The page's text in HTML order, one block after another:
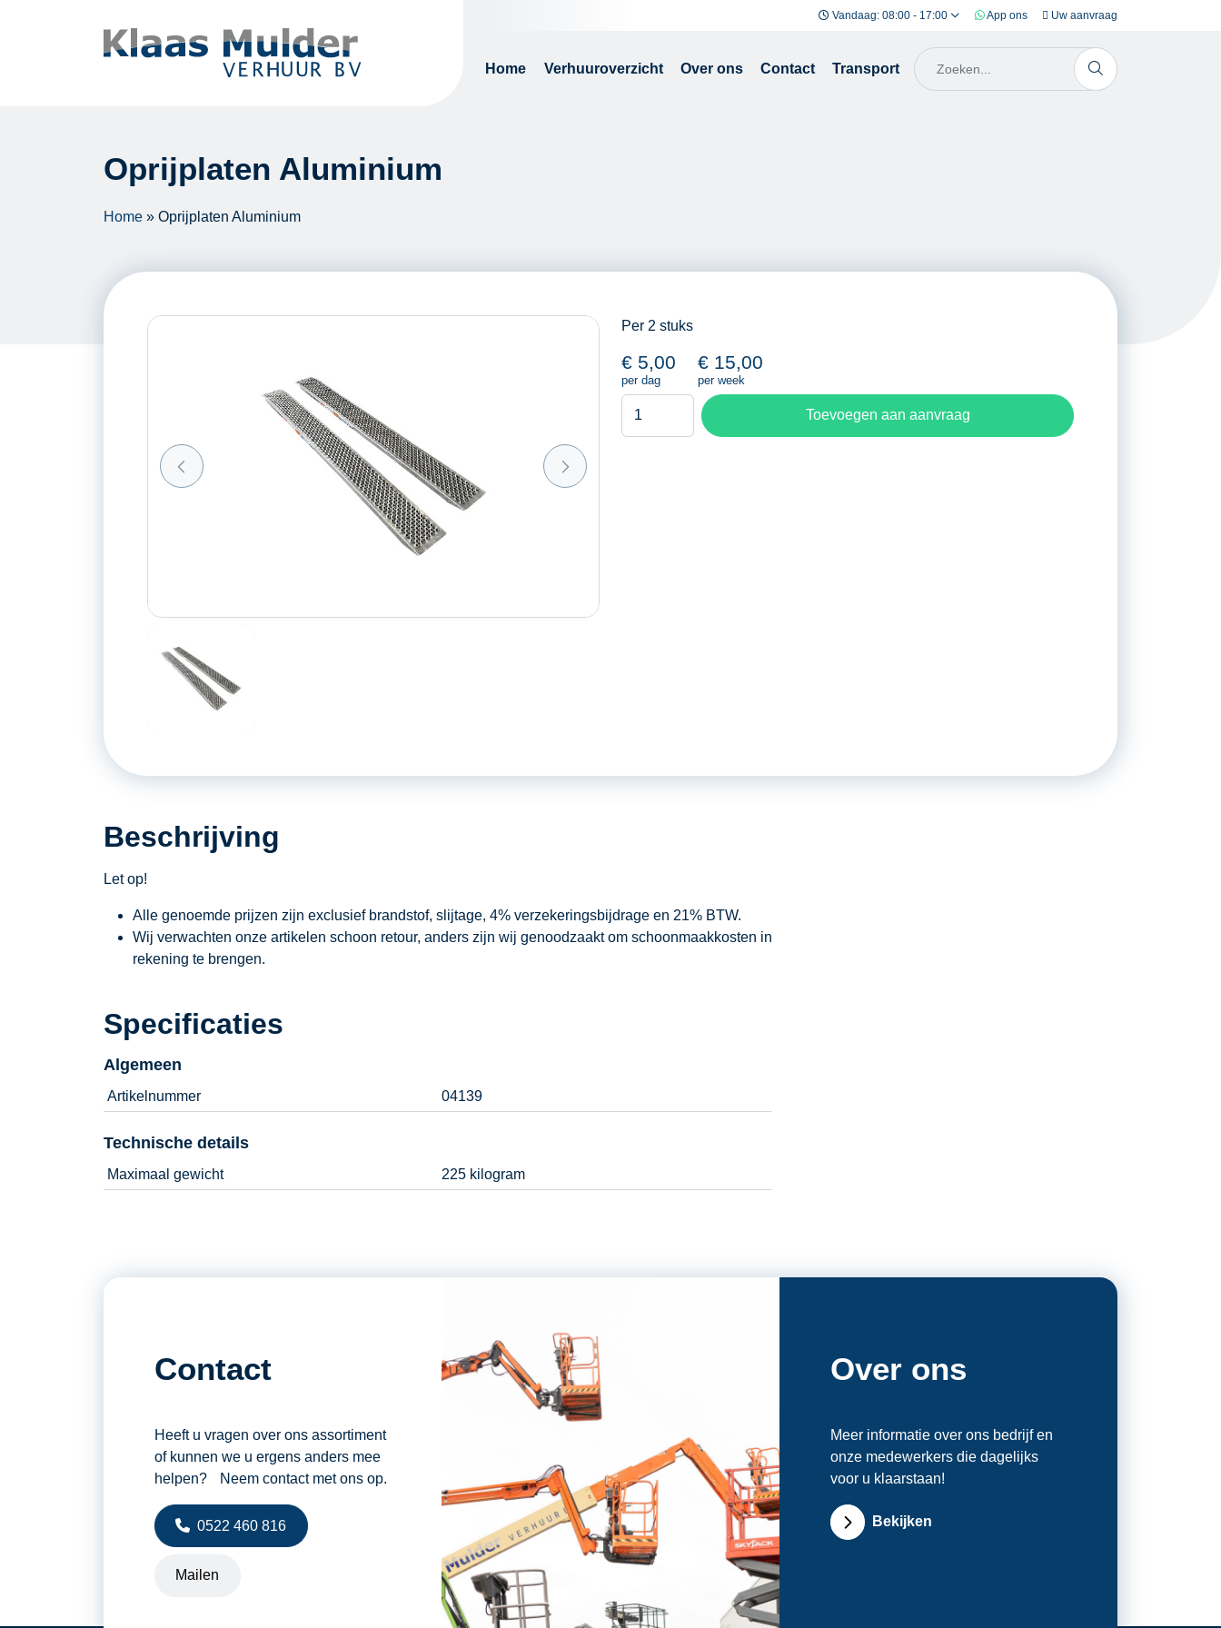
Vandaag: 08:00 - 17:00 App ons Uw aanvraag
Home Verhuuroverzicht Over ons Contact Transport
Oprijplaten Aluminium
Home » Oprijplaten Aluminium
Per 2 stuks
€ 5,00
per dag
€ 15,00
per week
Toevoegen aan aanvraag
Beschrijving
Let op!
Alle genoemde prijzen zijn exclusief brandstof, slijtage, 4% verzekeringsbijdrage en 21% BTW.
Wij verwachten onze artikelen schoon retour, anders zijn wij genoodzaakt om schoonmaakkosten in
rekening te brengen.
Specificaties
Algemeen
Artikelnummer 04139
Technische details
Maximaal gewicht 225 kilogram
Contact
Heeft u vragen over ons assortiment
of kunnen we u ergens anders mee
helpen? Neem contact met ons op.
0522 460 816
Mailen
Over ons
Meer informatie over ons bedrijf en
onze medewerkers die dagelijks
voor u klaarstaan!
Bekijken